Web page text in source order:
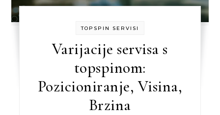
TOPSPIN SERVISI
Varijacije servisa s
topspinom:
Pozicioniranje, Visina,
Brzina